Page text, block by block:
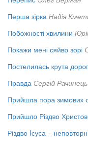
Перша зірка Надія
Побожності хвилини
Покажи мені сяйво зорі
Постелилась крута
Правда Сергій Рачинець
Прийшла пора зимових
Прийшло Різдво
Рiздво Iсуса –